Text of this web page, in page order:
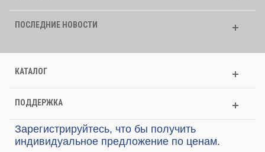
ПОСЛЕДНИЕ НОВОСТИ
КАТАЛОГ
ПОДДЕРЖКА
Зарегистрируйтесь, что бы получить
индивидуальное предложение по ценам.